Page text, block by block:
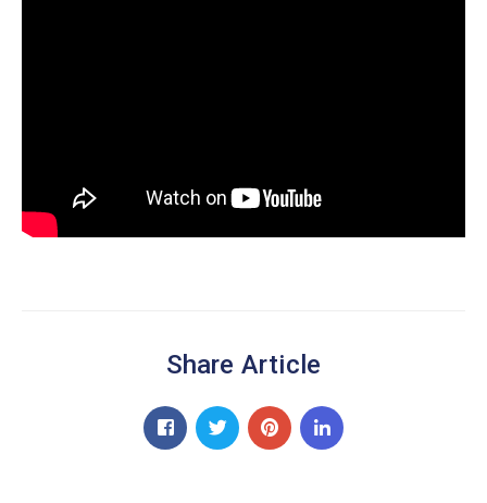
Share Article